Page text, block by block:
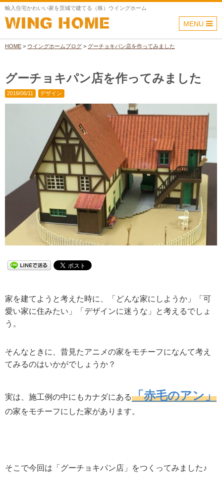
輸入住宅かわいい家を茨城で建てる（株）ウイングホーム
MENU
HOME > ウイングホームブログ > グーチョキパン店を作ってみました
グーチョキパン店を作ってみました
2018/06/11 デザイン
家を建てようと考えた時に、「どんな家にしようか」「可
愛い家に住みたい」「デザインに迷うな」と考えるでしょ
う。
そんなときに、昔見たアニメの家をモチーフになんて考え
てみるのはいかがでしょうか？
実は、施工例の中にもカナダにある「赤毛のアン」
の家をモチーフにした家があります。
そこで今回は「グーチョキパン店」をつくってみました♪